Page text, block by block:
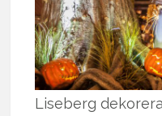
Liseberg